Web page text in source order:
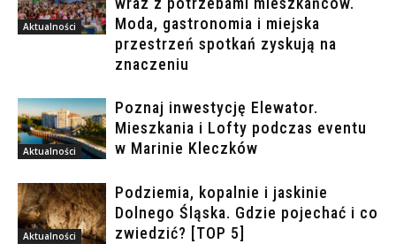
Aktualności
Moda, gastronomia i miejska
przestrzeń spotkań zyskują na
znaczeniu
Aktualności
Poznaj inwestycję Elewator.
Mieszkania i Lofty podczas eventu
w Marinie Kleczków
Aktualności
Podziemia, kopalnie i jaskinie
Dolnego Śląska. Gdzie pojechać i co
zwiedzić? [TOP 5]